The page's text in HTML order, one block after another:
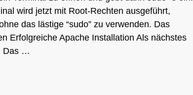
wird jetzt mit Root-Rechten ausgeführt,
das lästige “sudo” zu verwenden. Das
Erfolgreiche Apache Installation Als nächstes
Das …